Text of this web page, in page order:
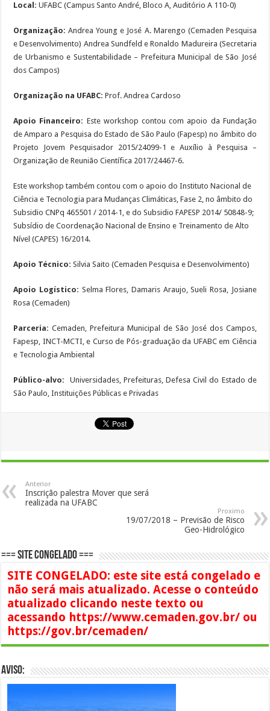
Local: UFABC (Campus Santo André, Bloco A, Auditório A 110-0)
Organização: Andrea Young e José A. Marengo (Cemaden Pesquisa
e Desenvolvimento) Andrea Sundfeld e Ronaldo Madureira (Secretaria
de Urbanismo e Sustentabilidade – Prefeitura Municipal de São José
dos Campos)
Organização na UFABC: Prof. Andrea Cardoso
Apoio Financeiro: Este workshop contou com apoio da Fundação
de Amparo a Pesquisa do Estado de São Paulo (Fapesp) no âmbito do
Projeto Jovem Pesquisador 2015/24099-1 e Auxílio à Pesquisa –
Organização de Reunião Científica 2017/24467-6.
Este workshop também contou com o apoio do Instituto Nacional de
Ciência e Tecnologia para Mudanças Climáticas, Fase 2, no âmbito do
Subsidio CNPq 465501 / 2014-1, e do Subsidio FAPESP 2014/ 50848-9;
Subsídio de Coordenação Nacional de Ensino e Treinamento de Alto
Nível (CAPES) 16/2014.
Apoio Técnico: Silvia Saito (Cemaden Pesquisa e Desenvolvimento)
Apoio Logístico: Selma Flores, Damaris Araujo, Sueli Rosa, Josiane
Rosa (Cemaden)
Parceria: Cemaden, Prefeitura Municipal de São José dos Campos,
Fapesp, INCT-MCTI, e Curso de Pós-graduação da UFABC em Ciência
e Tecnologia Ambiental
Público-alvo: Universidades, Prefeituras, Defesa Civil do Estado de
São Paulo, Instituições Públicas e Privadas
Anterior
Inscrição palestra Mover que será
realizada na UFABC
Proximo
19/07/2018 – Previsão de Risco
Geo-Hidrológico
=== SITE CONGELADO ===
SITE CONGELADO: este site está congelado e
não será mais atualizado. Acesse o conteúdo
atualizado clicando neste texto ou
acessando https://www.cemaden.gov.br/ ou
https://gov.br/cemaden/
AVISO: